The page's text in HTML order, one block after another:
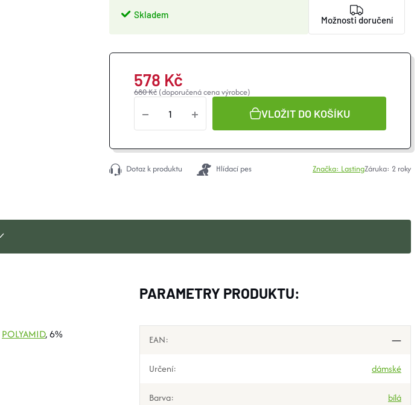
Skladem Možnosti doručení
680 Kč (doporučená cena výrobce)
578 Kč
VLOŽIT DO KOŠÍKU
Dotaz k produktu Hlídací pes Značka: LastingZáruka: 2 roky
POLYAMID, 6%
PARAMETRY PRODUKTU:
EAN: —
Určení: dámské
Barva: bílá